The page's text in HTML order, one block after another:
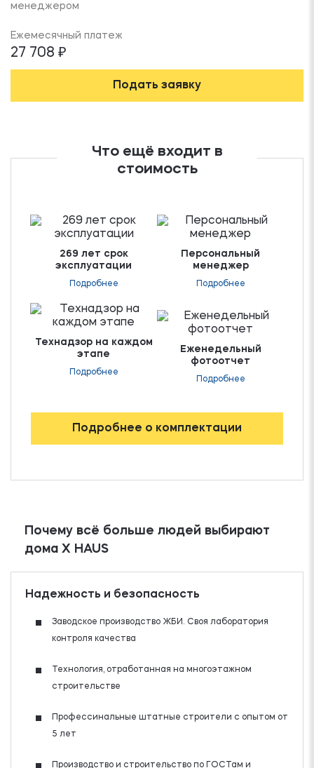
менеджером
Ежемесячный платеж
27 708 ₽
Подать заявку
Что ещё входит в
стоимость
269 лет срок
эксплуатации
Подробнее
Персональный
менеджер
Подробнее
Технадзор на каждом
этапе
Подробнее
Еженедельный
фотоотчет
Подробнее
Подробнее о комплектации
Почему всё больше людей выбирают
дома X HAUS
Надежность и безопасность
Заводское производство ЖБИ. Своя лаборатория
контроля качества
Технология, отработанная на многоэтажном
строительстве
Профессинальные штатные строители с опытом от
5 лет
Производство и строительство по ГОСТам и